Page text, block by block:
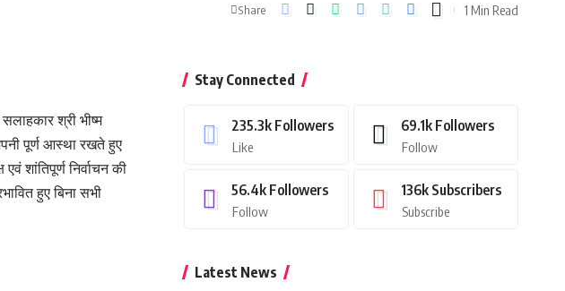
Share 1 Min Read
श्री भीष्म
पूर्ण आस्था रखते हुए
शांतिपूर्ण निर्वाचन की
हुए बिना सभी
Stay Connected
235.3k Followers
Like
69.1k Followers
Follow
56.4k Followers
Follow
136k Subscribers
Subscribe
Latest News